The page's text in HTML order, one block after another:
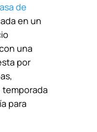
de
en un
una
por
para